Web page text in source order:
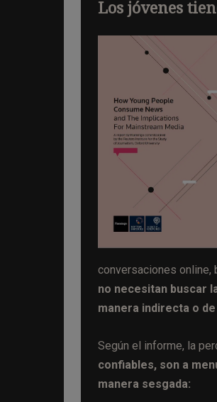
Los jóvenes
conversaciones online,
no necesitan buscar
manera indirecta o
Según el informe, la
confiables, son a
manera sesgada: